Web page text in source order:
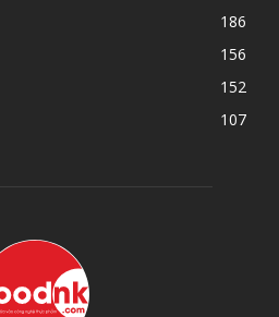
186
156
152
107